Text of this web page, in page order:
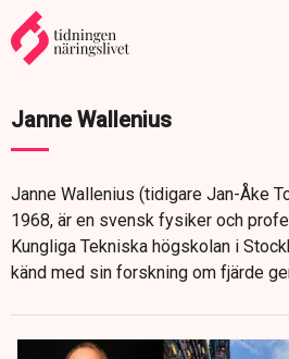
Janne Wallenius
Janne Wallenius (tidigare Jan-Åke
1968, är en svensk fysiker och
Kungliga Tekniska högskolan i
känd med sin forskning om fjärde